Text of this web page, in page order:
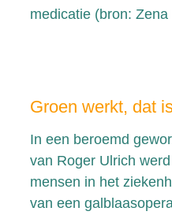
medicatie (bron:
Groen werkt, dat
In een beroemd
van Roger Ulrich
mensen in het
van een